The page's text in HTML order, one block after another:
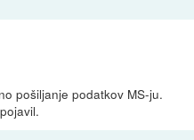
pošiljanje podatkov MS-ju.